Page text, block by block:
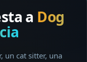
a Dog
un cat sitter, una